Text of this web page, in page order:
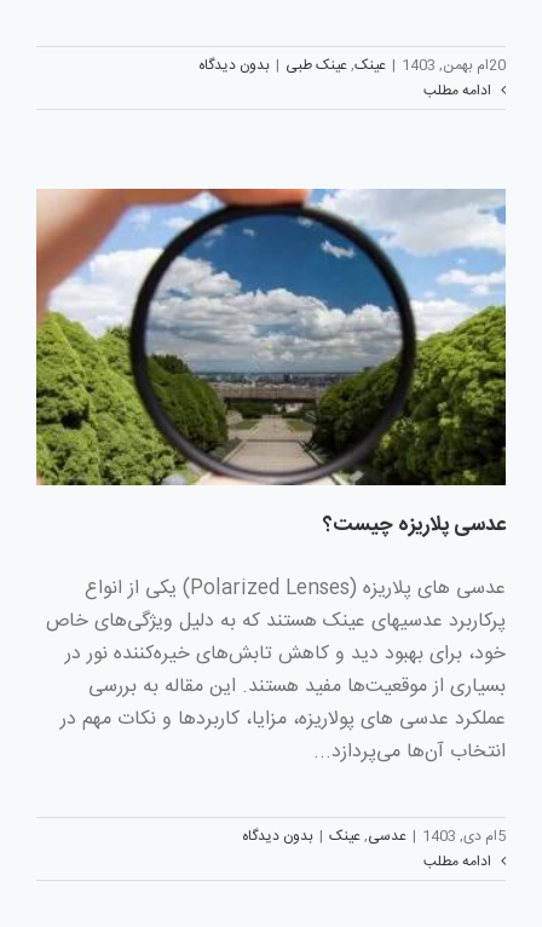
20ام بهمن, 1403 | عینک,عینک طبی | بدون دیدگاه
ادامه مطلب
عدسی پلاریزه چیست؟
عدسی های پلاریزه (Polarized Lenses) یکی از انواع
پرکاربرد عدسیهای عینک هستند که به دلیل ویژگی‌های خاص
خود، برای بهبود دید و کاهش تابش‌های خیره‌کننده نور در
بسیاری از موقعیت‌ها مفید هستند. این مقاله به بررسی
عملکرد عدسی های پولاریزه، مزایا، کاربردها و نکات مهم در
انتخاب آن‌ها می‌پردازد...
5ام دی, 1403 | عدسی,عینک | بدون دیدگاه
ادامه مطلب